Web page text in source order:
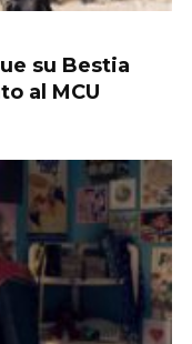
su Bestia
al MCU